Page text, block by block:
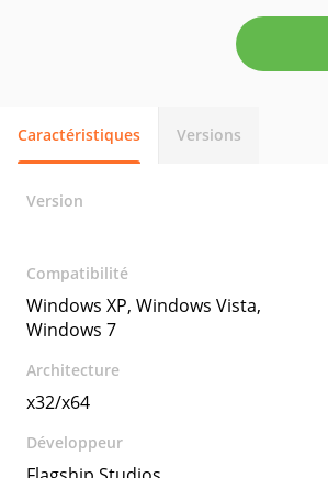
Caractéristiques Versions
Version
Compatibilité
Windows XP, Windows Vista,
Windows 7
Architecture
x32/x64
Développeur